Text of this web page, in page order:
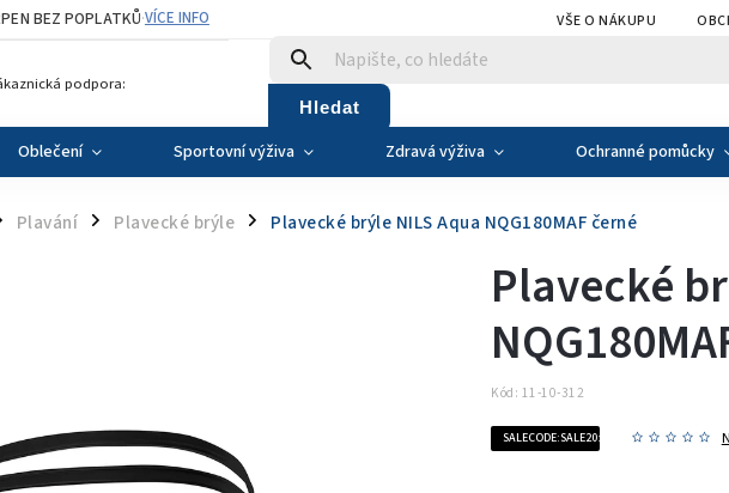
BEZ POPLATKŮ·VÍCE INFO VŠE O NÁKUPU
podpora:
Hledat
Oblečení Sportovní výživa Zdravá výživa Ochranné pomůcky
Plavání / Plavecké brýle / Plavecké brýle NILS Aqua NQG180MAF černé
Plavecké
Kód: 11-10-312
SALECODE:SALE20:20:%